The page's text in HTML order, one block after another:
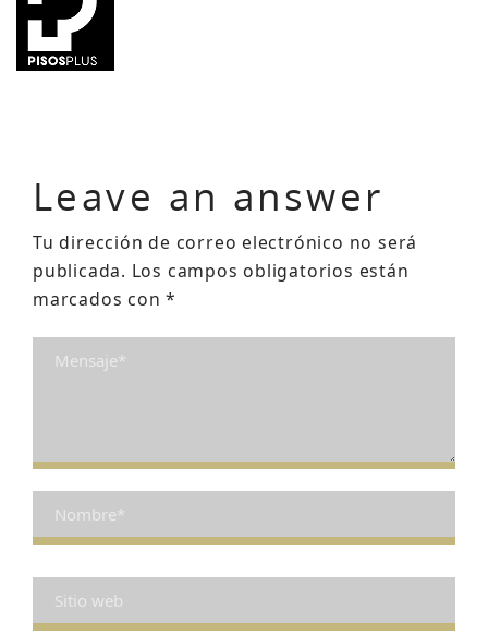
Leave an answer
Tu dirección de correo electrónico no será
publicada. Los campos obligatorios están
marcados con*